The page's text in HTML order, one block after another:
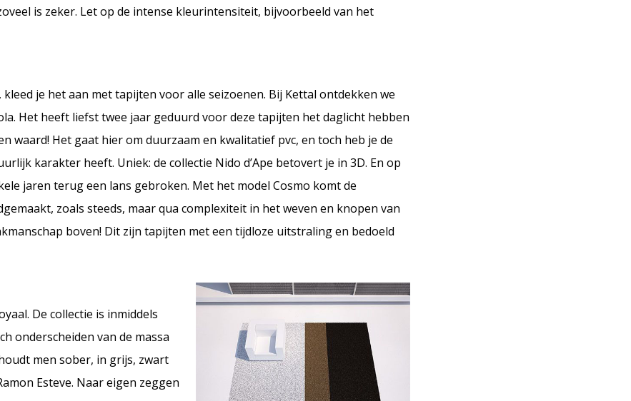
is zeker. Let op de intense kleurintensiteit, bijvoorbeeld van het
je het aan met tapijten voor alle seizoenen. Bij Kettal ontdekken we
Het heeft liefst twee jaar geduurd voor deze tapijten het daglicht hebben
waard! Het gaat hier om duurzaam en kwalitatief pvc, en toch heb je de
karakter heeft. Uniek: de collectie Nido d’Ape betovert je in 3D. En op
jaren terug een lans gebroken. Met het model Cosmo komt de
zoals steeds, maar qua complexiteit in het weven en knopen van
boven! Dit zijn tapijten met een tijdloze uitstraling en bedoeld
De collectie is inmiddels
onderscheiden van de massa
men sober, in grijs, zwart
Esteve. Naar eigen zeggen